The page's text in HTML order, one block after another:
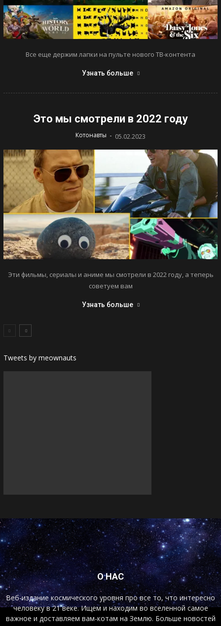
Все еще держим лапки на пульте нового ТВ-контента
Узнать больше
Это мы смотрели в 2022 году
Котонавты - 05.02.2023
Эти фильмы, сериалы и аниме мы смотрели в 2022 году, а теперь
советуем вам
Узнать больше
Tweets by meownauts
О НАС
Веб-издание космического уровня про все то, что интересно
человеку в 21 веке. Ищем и находим во вселенной самое
важное и доставляем вам-котам на Землю. Больше новостей